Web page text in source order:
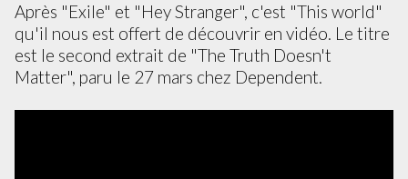
Après "Exile" et "Hey Stranger", c'est "This world"
qu'il nous est offert de découvrir en vidéo. Le titre
est le second extrait de "The Truth Doesn't
Matter", paru le 27 mars chez Dependent.